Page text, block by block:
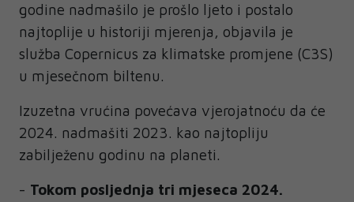
godine nadmašilo je prošlo ljeto i postalo
najtoplije u historiji mjerenja, objavila je
služba Copernicus za klimatske promjene (C3S)
u mjesečnom biltenu.
Izuzetna vrućina povećava vjerojatnoću da će
2024. nadmašiti 2023. kao najtopliju
zabilježenu godinu na planeti.
- Tokom posljednja tri mjeseca 2024.